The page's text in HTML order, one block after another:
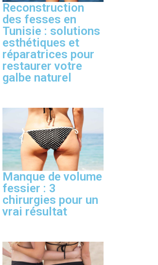
Reconstruction
des fesses en
Tunisie : solutions
esthétiques et
réparatrices pour
restaurer votre
galbe naturel
Manque de volume
fessier : 3
chirurgies pour un
vrai résultat